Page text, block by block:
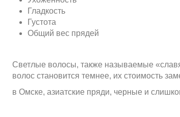
Гладкость
Густота
Общий вес прядей
Светлые волосы, также называемые
волос становится темнее, их стоимость
в Омске, азиатские пряди, черные и